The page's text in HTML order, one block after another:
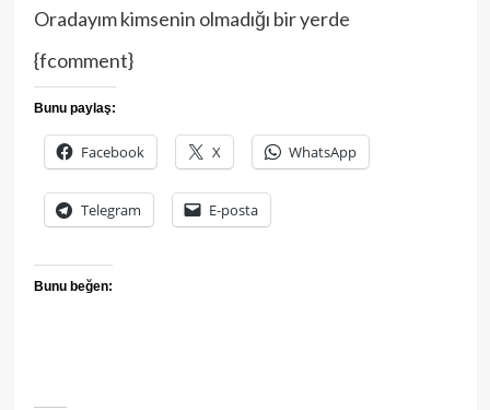
Oradayım kimsenin olmadığı bir yerde
{fcomment}
Bunu paylaş:
Facebook X WhatsApp
Telegram E-posta
Bunu beğen: